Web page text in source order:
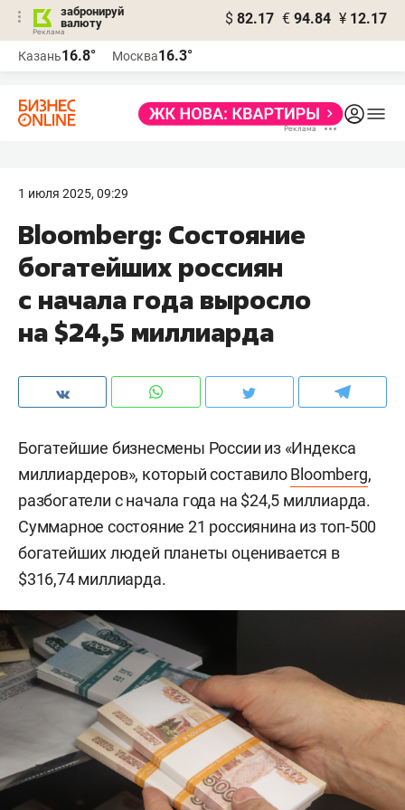
забронируй
валюту
$ 82.17 € 94.84 ¥ 12.17
Казань16.8° Москва16.3°
1 июля 2025, 09:29
Bloomberg: Состояние
богатейших россиян
с начала года выросло
на $24,5 миллиарда
Богатейшие бизнесмены России из «Индекса
миллиардеров», который составилоBloomberg,
разбогатели с начала года на $24,5 миллиарда.
Суммарное состояние 21 россиянина из топ-500
богатейших людей планеты оценивается в
$316,74 миллиарда.